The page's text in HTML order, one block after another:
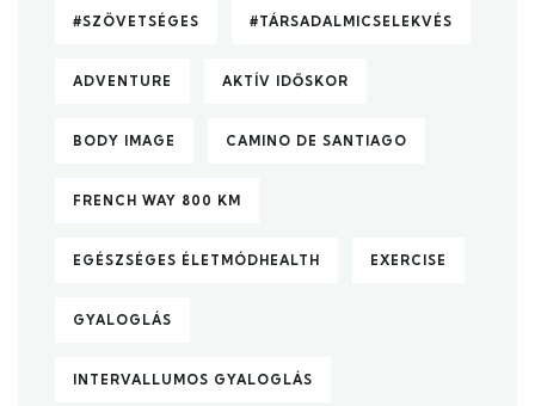
#SZÖVETSÉGES #TÁRSADALMICSELEKVÉS
ADVENTURE AKTÍV IDŐSKOR
BODY IMAGE CAMINO DE SANTIAGO
FRENCH WAY 800 KM
EGÉSZSÉGES ÉLETMÓDHEALTH EXERCISE
GYALOGLÁS
INTERVALLUMOS GYALOGLÁS